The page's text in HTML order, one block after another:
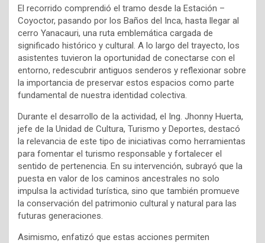
El recorrido comprendió el tramo desde la Estación –
Coyoctor, pasando por los Baños del Inca, hasta llegar al
cerro Yanacauri, una ruta emblemática cargada de
significado histórico y cultural. A lo largo del trayecto, los
asistentes tuvieron la oportunidad de conectarse con el
entorno, redescubrir antiguos senderos y reflexionar sobre
la importancia de preservar estos espacios como parte
fundamental de nuestra identidad colectiva.
Durante el desarrollo de la actividad, el Ing. Jhonny Huerta,
jefe de la Unidad de Cultura, Turismo y Deportes, destacó
la relevancia de este tipo de iniciativas como herramientas
para fomentar el turismo responsable y fortalecer el
sentido de pertenencia. En su intervención, subrayó que la
puesta en valor de los caminos ancestrales no solo
impulsa la actividad turística, sino que también promueve
la conservación del patrimonio cultural y natural para las
futuras generaciones.
Asimismo, enfatizó que estas acciones permiten